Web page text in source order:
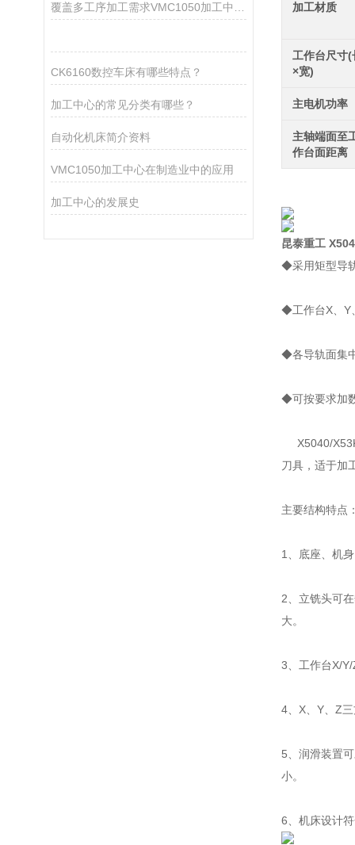
CK6160数控车床有哪些特点？
加工中心的常见分类有哪些？
自动化机床简介资料
VMC1050加工中心在制造业中的应用
加工中心的发展史
加工材质
工作台尺寸(
×宽)
主电机功率
主轴端面至
作台面距离
昆泰重工
◆采用矩型导
◆工作台X、Y
◆各导轨面集
◆可按要求加
X5040/X53K
刀具，适于加
主要结构特点
1、底座、机
2、立铣头可
大。
3、工作台X/
4、X、Y、Z
5、润滑装置
小。
6、机床设计